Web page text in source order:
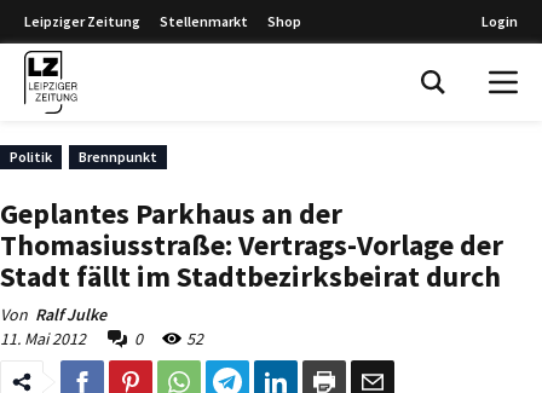
Leipziger Zeitung Stellenmarkt Shop Login
Politik Brennpunkt
Geplantes Parkhaus an der
Thomasiusstraße: Vertrags-Vorlage der
Stadt fällt im Stadtbezirksbeirat durch
Von Ralf Julke
11. Mai 2012
0 52